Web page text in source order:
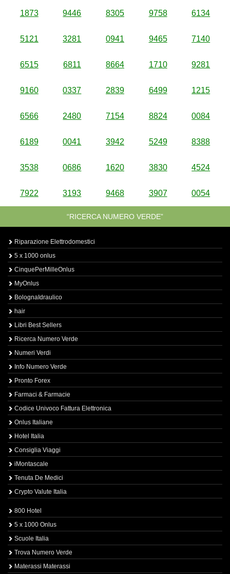
1873 9446 8305 9758 6134
5121 3281 0941 9465 7140
6515 6811 8664 1710 9281
9160 0337 2839 6499 1215
6566 2480 7154 8824 0084
6189 0041 3942 5249 8388
3538 0686 1620 3830 4524
7922 3193 9468 3907 0054
“RICERCA NUMERO VERDE”
Riparazione Elettrodomestici
5 x 1000 onlus
CinquePerMilleOnlus
MyOnlus
BolognaIdraulico
hair
Libri Best Sellers
Ricerca Numero Verde
Numeri Verdi
Info Numero Verde
Pronto Forex
Farmaci & Farmacie
Codice Univoco Fattura Elettronica
Onlus Italiane
Hotel Italia
Consiglia Viaggi
iMontascale
Tenuta De Medici
Crypto Valute Italia
800 Hotel
5 x 1000 Onlus
Scuole Italia
Trova Numero Verde
Materassi Materassi